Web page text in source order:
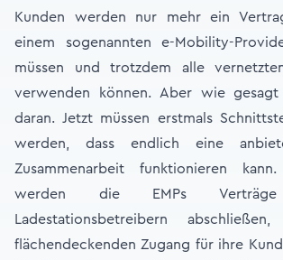
Kunden werden nur mehr ein
einem sogenannten e-Mobility-
müssen und trotzdem alle
verwenden können. Aber wie
daran. Jetzt müssen erstmals
werden, dass endlich eine
Zusammenarbeit funktionieren
werden die EMPs
Ladestationsbetreibern
flächendeckenden Zugang für ihre